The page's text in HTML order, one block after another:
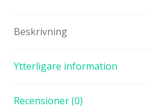
Beskrivning
Ytterligare information
Recensioner (0)